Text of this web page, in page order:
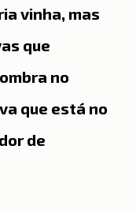
vinha, mas
que
no
que está no
de